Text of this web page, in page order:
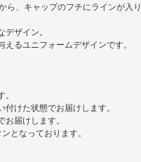
ら、キャップのフチにラインが
ザイン。
るユニフォームデザインです。
けた状態でお届けします。
届けします。
となっております。